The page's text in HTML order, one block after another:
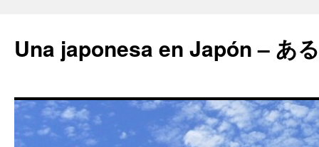
Una japonesa en Japón – あ